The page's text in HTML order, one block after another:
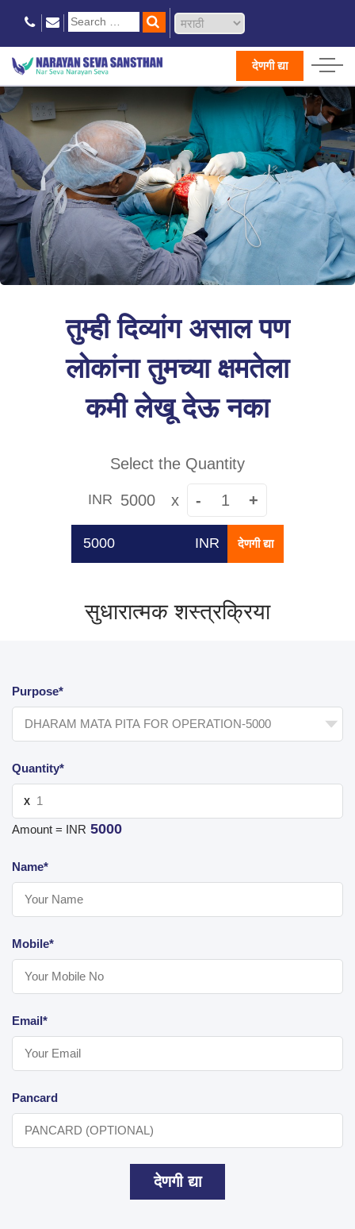
देणगी द्या
तुम्ही दिव्यांग असाल पण
लोकांना तुमच्या क्षमतेला
कमी लेखू देऊ नका
Select the Quantity
INR 5000 x - +
INR देणगी द्या
सुधारात्मक शस्त्रक्रिया
Purpose*
Quantity*
X
Amount = INR 5000
Name*
Mobile*
Email*
Pancard
देणगी द्या